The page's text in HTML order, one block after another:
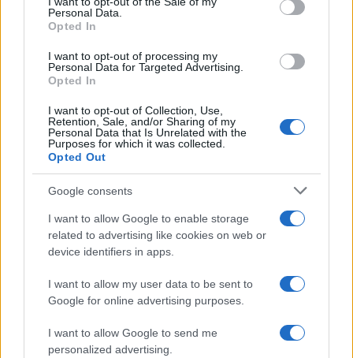
Personal Data.
Opted In
I want to opt-out of processing my
Personal Data for Targeted Advertising.
Opted In
I want to opt-out of Collection, Use,
Retention, Sale, and/or Sharing of my
Personal Data that Is Unrelated with the
Purposes for which it was collected.
Opted Out
Google consents
I want to allow Google to enable storage
related to advertising like cookies on web or
device identifiers in apps.
I want to allow my user data to be sent to
Google for online advertising purposes.
I want to allow Google to send me
personalized advertising.
ROMA Mondo di
Mezzo, oggi la
sentenza
CASILINA – Morta
una donna
auto
ARTICOLI CORRELATI
Christmas World a Roma, la Capitale ospiterà il
villaggio natalizio più grande d’Europa